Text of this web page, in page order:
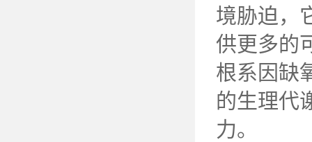
境胁迫，
供更多的
根系因缺
的生理代
力。